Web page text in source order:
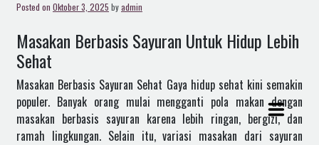
Posted on Oktober 3, 2025 byadmin
Masakan Berbasis Sayuran Untuk Hidup Lebih
Sehat
Masakan Berbasis Sayuran Sehat Gaya hidup sehat kini semakin
populer. Banyak orang mulai mengganti pola makan dengan
masakan berbasis sayuran karena lebih ringan, bergizi, dan
ramah lingkungan. Selain itu, variasi masakan dari sayuran